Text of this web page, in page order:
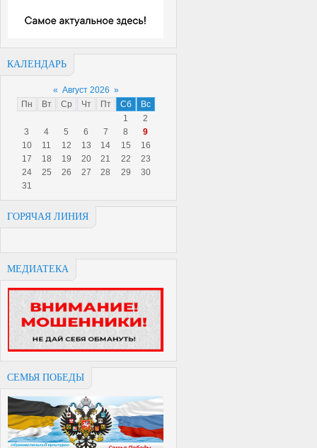
КАЛЕНДАРЬ
« Август 2026 »
Пн
Вт Ср Чт Пт Сб
Вс
1
2
3
4 5 6 7 8
9
10
11 12 13 14 15
16
17
18 19 20 21 22
23
24
25 26 27 28 29
30
31
ГОРЯЧАЯ ЛИНИЯ
МЕДИАТЕКА
СЕМЬЯ ПОБЕДЫ